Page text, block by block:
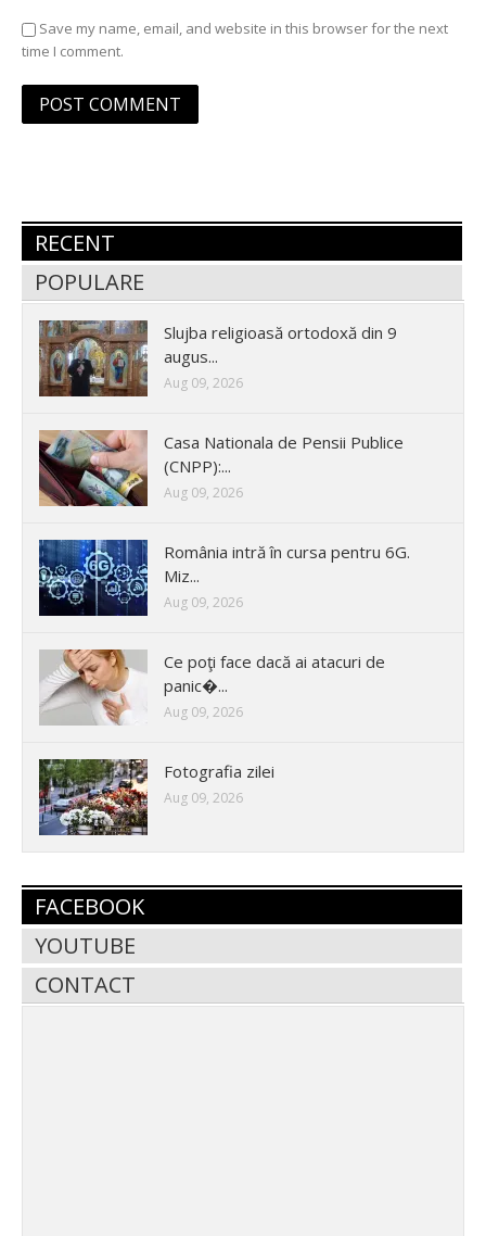
Save my name, email, and website in this browser for the next
time I comment.
RECENT
POPULARE
Slujba religioasă ortodoxă din 9
augus...
Aug 09, 2026
Casa Nationala de Pensii Publice
(CNPP):...
Aug 09, 2026
România intră în cursa pentru 6G.
Miz...
Aug 09, 2026
Ce poţi face dacă ai atacuri de
panic�...
Aug 09, 2026
Fotografia zilei
Aug 09, 2026
FACEBOOK
YOUTUBE
CONTACT